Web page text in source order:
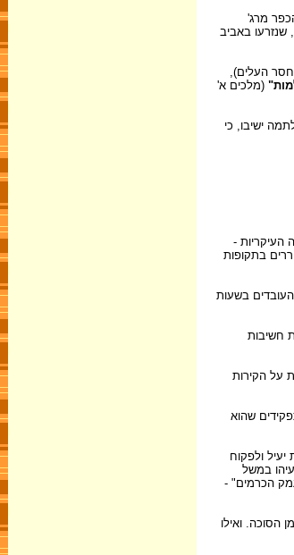
מרג'
באביב
העלים),
(מלכים א'
ישיבו, כי
העיקריות -
בתקופות
בשעות
חשיבות
על הקירות
שהוא
ולפקוח
במשל
הכרמים" -
הסוכה. ואילו